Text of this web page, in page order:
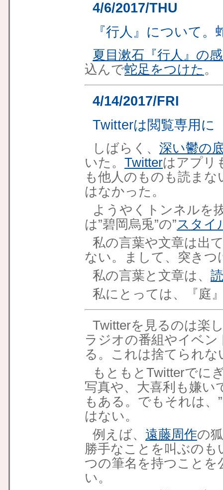
4/6/2017/THU
『行人』について。
夏目漱石『行人』の
込んで蛇足をつけた 。
4/14/2017/FRI
Twitterは閲覧専用に
しばらく、 深い鬱の
いた。 Twitterはアプリ
も他人のものも読ま
はなかった。
ようやくトンネルを
は”碧岡烏兎”の”スタイ
私の言葉や文章は出
ない。まして、突き
私の言葉と文章は、
私にとっては、『庭
Twitterを見るのは楽
ラジオの番組やイベ
る。これは捨てられな
もともとTwitterでに
写真や、大喜利も嫌い
もある。でもそれは、
はない。
例えば、 遠藤周作の
勝手なことを叫ぶの
つの筆名を持つこと
い。